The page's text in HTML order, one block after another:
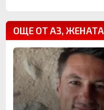
ОЩЕ ОТ АЗ, ЖЕНАТА